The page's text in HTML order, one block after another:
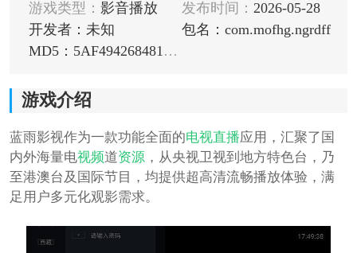
游戏类型： 影音播放 发布时间： 2026-05-28
开发者：未知
包名：com.mofhg.ngrdff
MD5：5AF494268481DAE0353217BD39AD6063
游戏介绍
蓝雨影视作为一款功能全面的电视直播应用，汇聚了国
内外海量电视频道资源，从央视卫视到地方特色台，乃
至港澳台及国际节目，均提供超高清流畅播放体验，满
足用户多元化观影需求。